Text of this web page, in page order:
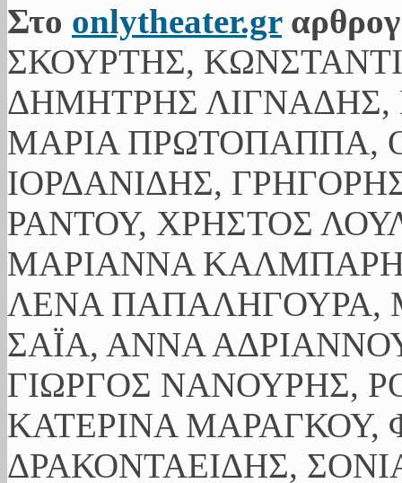
Στο onlytheater.gr
ΣΚΟΥΡΤΗΣ,
ΔΗΜΗΤΡΗΣ ΛΙΓΝΑΔΗΣ,
ΜΑΡΙΑ ΠΡΩΤΟΠΑΠΠΑ,
ΙΟΡΔΑΝΙΔΗΣ,
ΡΑΝΤΟΥ, ΧΡΗΣΤΟΣ
ΜΑΡΙΑΝΝΑ
ΛΕΝΑ ΠΑΠΑΛΗΓΟΥΡΑ,
ΣΑΪΑ, ΑΝΝΑ
ΓΙΩΡΓΟΣ ΝΑΝΟΥΡΗΣ,
ΚΑΤΕΡΙΝΑ ΜΑΡΑΓΚΟΥ,
ΔΡΑΚΟΝΤΑΕΙΔΗΣ,